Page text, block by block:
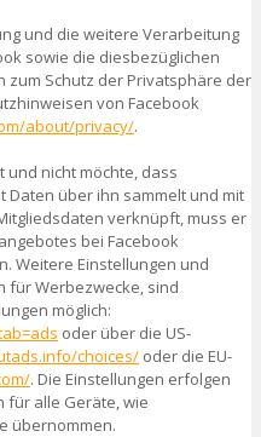
und die weitere Verarbeitung
sowie die diesbezüglichen
zum Schutz der Privatsphäre der
von Facebook
about/privacy/.
und nicht möchte, dass
Daten über ihn sammelt und mit
verknüpft, muss er
bei Facebook
Weitere Einstellungen und
für Werbezwecke, sind
möglich:
oder über die US-
choices/ oder die EU-
. Die Einstellungen erfolgen
für alle Geräte, wie
übernommen.